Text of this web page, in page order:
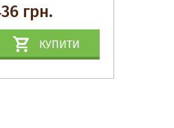
грн.
КУПИТИ